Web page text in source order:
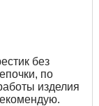
без
по
изделия